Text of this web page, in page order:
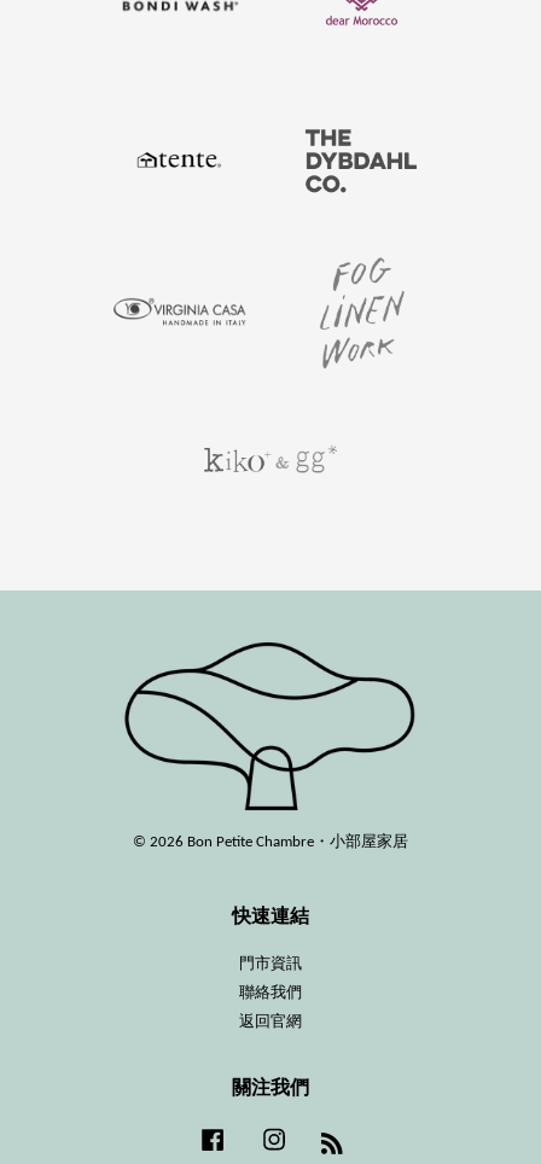
© 2026 Bon Petite Chambre・小部屋家居
快速連結
門市資訊
聯絡我們
返回官網
關注我們
Facebook Instagram